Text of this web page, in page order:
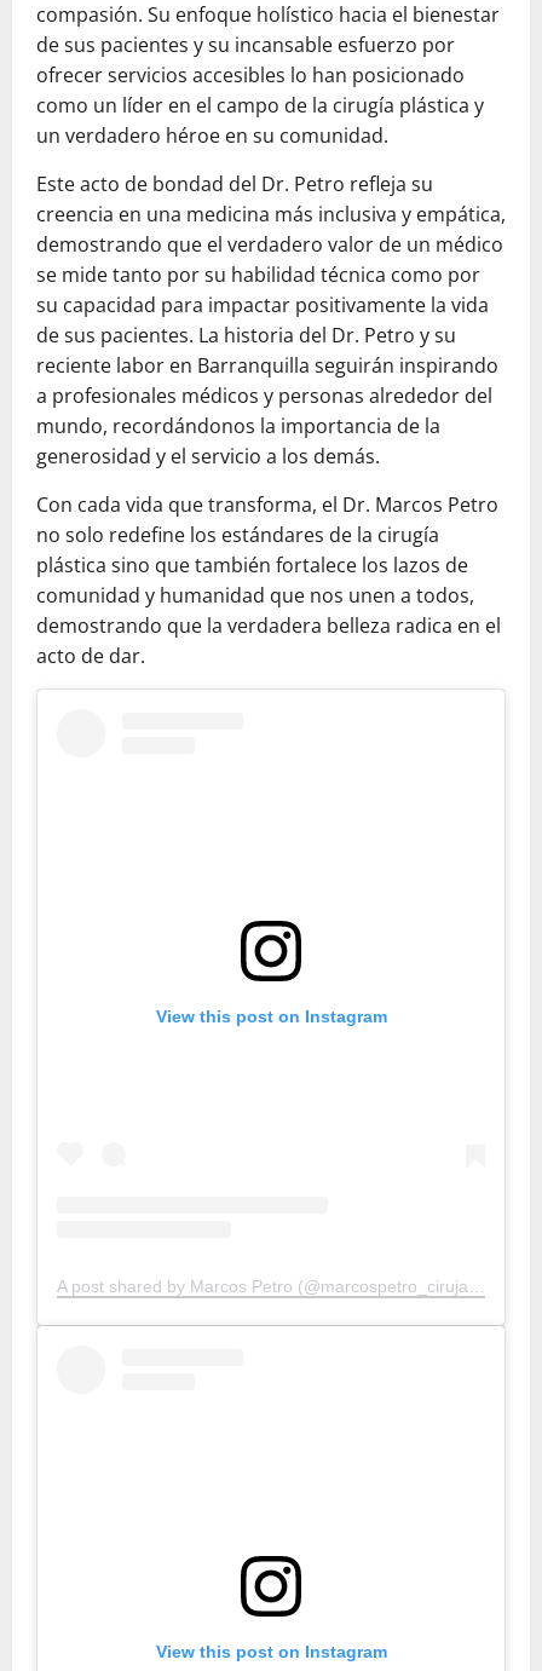
compasión. Su enfoque holístico hacia el bienestar
de sus pacientes y su incansable esfuerzo por
ofrecer servicios accesibles lo han posicionado
como un líder en el campo de la cirugía plástica y
un verdadero héroe en su comunidad.
Este acto de bondad del Dr. Petro refleja su
creencia en una medicina más inclusiva y empática,
demostrando que el verdadero valor de un médico
se mide tanto por su habilidad técnica como por
su capacidad para impactar positivamente la vida
de sus pacientes. La historia del Dr. Petro y su
reciente labor en Barranquilla seguirán inspirando
a profesionales médicos y personas alrededor del
mundo, recordándonos la importancia de la
generosidad y el servicio a los demás.
Con cada vida que transforma, el Dr. Marcos Petro
no solo redefine los estándares de la cirugía
plástica sino que también fortalece los lazos de
comunidad y humanidad que nos unen a todos,
demostrando que la verdadera belleza radica en el
acto de dar.
View this post on Instagram
View this post on Instagram